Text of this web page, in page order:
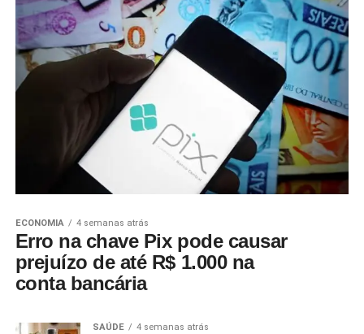
ECONOMIA 4 semanas atrás
Erro na chave Pix pode causar
prejuízo de até R$ 1.000 na
conta bancária
SAÚDE 4 semanas atrás